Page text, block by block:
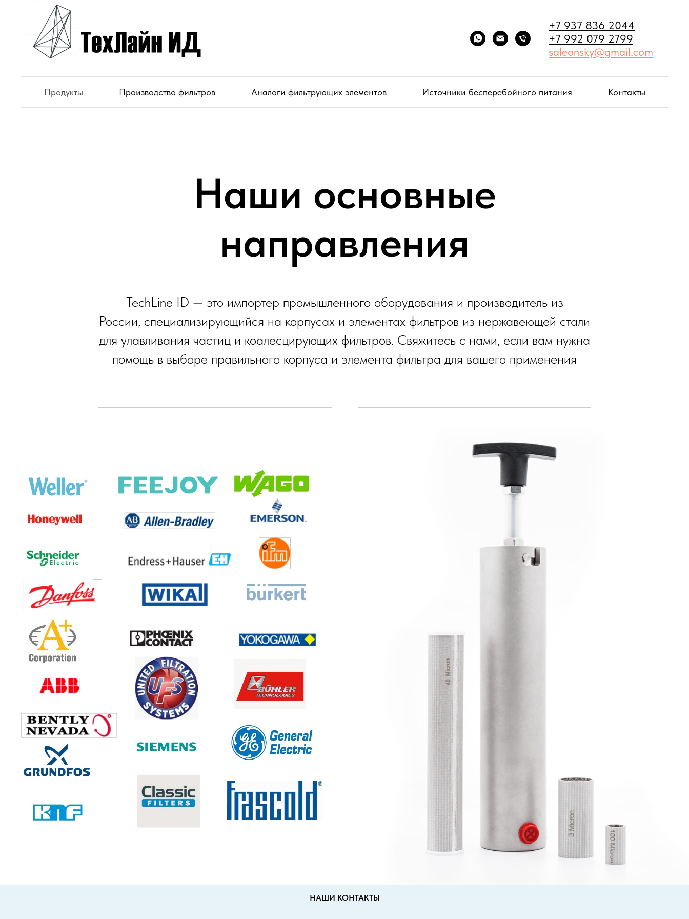
+7 937 836 2044
+7 992 079 2799
saleonsky@gmail.com
Продукты Производство фильтров Аналоги фильтрующих элементов Источники бесперебойного питания Контакты
Наши основные
направления
TechLine ID — это импортер промышленного оборудования и производитель из
России, специализирующийся на корпусах и элементах фильтров из нержавеющей стали
для улавливания частиц и коалесцирующих фильтров. Свяжитесь с нами, если вам нужна
помощь в выборе правильного корпуса и элемента фильтра для вашего применения
Бренды товаров
Известные мировые бренды
промышленного оборудования под заказ со
Производство фильтров
Корпуса фильтров и фильтрующие элементы
под ваши проекты
НАШИ КОНТАКТЫ